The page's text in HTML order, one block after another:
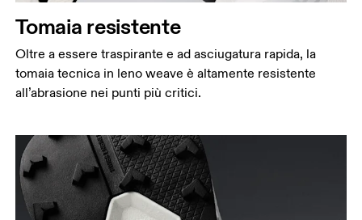
Tomaia resistente
Oltre a essere traspirante e ad asciugatura rapida, la
tomaia tecnica in leno weave è altamente resistente
all’abrasione nei punti più critici.